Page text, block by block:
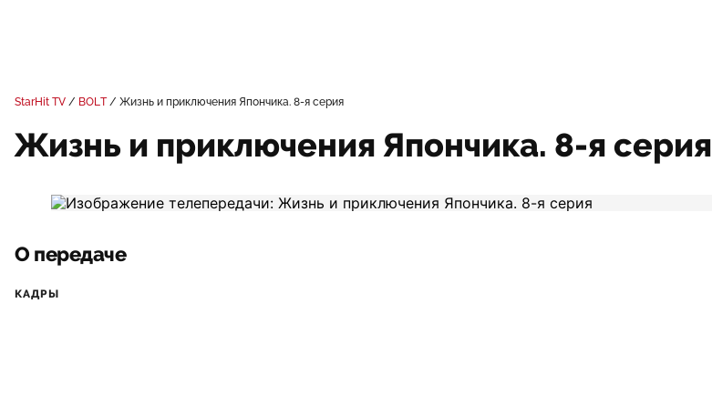
StarHit TV BOLT Жизнь и приключения Япончика. 8-я серия
Жизнь и приключения Япончика. 8-я серия
О передаче
КАДРЫ